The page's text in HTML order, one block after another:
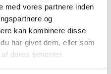
med vores partnere inden
og
kan kombinere disse
har givet dem, eller som
deres tjenester.